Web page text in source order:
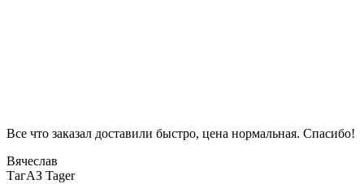
Все что заказал доставили быстро, цена нормальная. Спасибо!
Вячеслав
ТагАЗ Tager